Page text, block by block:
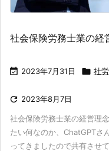
社会保険労務士業の経
 2023年7月31日  社
 2023年8月7日
社会保険労務士業の経営理
たい何なのか、ChatGPTさ
ってきましたので共有させ